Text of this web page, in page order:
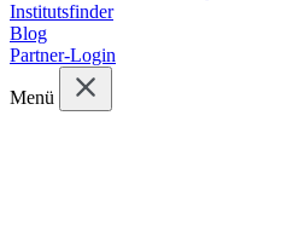
Institutsfinder
Blog
Partner-Login
Menü